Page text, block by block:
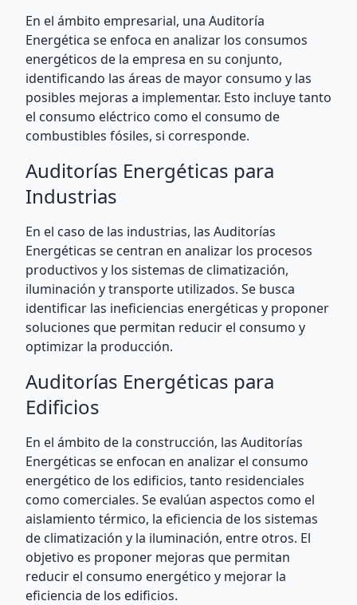
En el ámbito empresarial, una Auditoría
Energética se enfoca en analizar los consumos
energéticos de la empresa en su conjunto,
identificando las áreas de mayor consumo y las
posibles mejoras a implementar. Esto incluye tanto
el consumo eléctrico como el consumo de
combustibles fósiles, si corresponde.
Auditorías Energéticas para
Industrias
En el caso de las industrias, las Auditorías
Energéticas se centran en analizar los procesos
productivos y los sistemas de climatización,
iluminación y transporte utilizados. Se busca
identificar las ineficiencias energéticas y proponer
soluciones que permitan reducir el consumo y
optimizar la producción.
Auditorías Energéticas para
Edificios
En el ámbito de la construcción, las Auditorías
Energéticas se enfocan en analizar el consumo
energético de los edificios, tanto residenciales
como comerciales. Se evalúan aspectos como el
aislamiento térmico, la eficiencia de los sistemas
de climatización y la iluminación, entre otros. El
objetivo es proponer mejoras que permitan
reducir el consumo energético y mejorar la
eficiencia de los edificios.